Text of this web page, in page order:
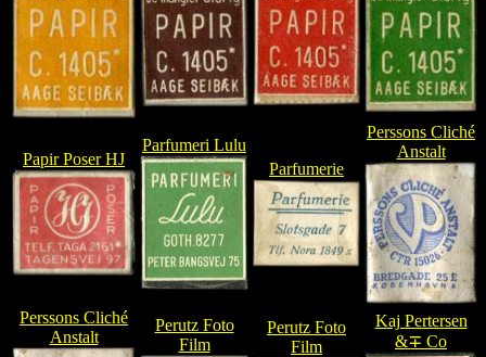
Papir Poser HJ
Parfumeri Lulu
Parfumerie
Perssons Cliché
Anstalt
Perssons Cliché
Anstalt
Perutz Foto
Film
Perutz Foto
Film
Kaj Pertersen
&∓ Co